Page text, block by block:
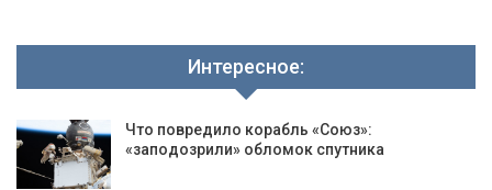
Интересное:
Что повредило корабль «Союз»:
«заподозрили» обломок спутника